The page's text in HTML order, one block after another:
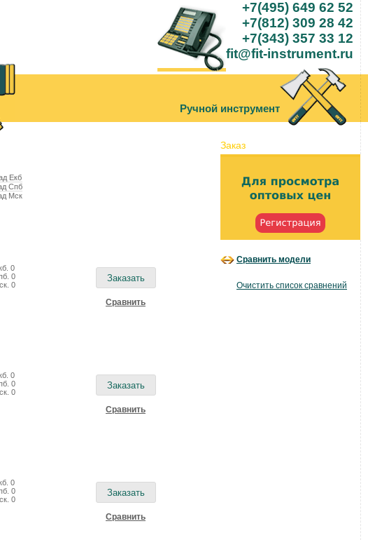
+7(495) 649 62 52
+7(812) 309 28 42
+7(343) 357 33 12
fit@fit-instrument.ru
Ручной инструмент
Заказ
Екб
Спб
Мск
0
0
0
Cравнить
0
0
0
Cравнить
0
0
0
Cравнить
Сравнить модели
Очистить список сравнений